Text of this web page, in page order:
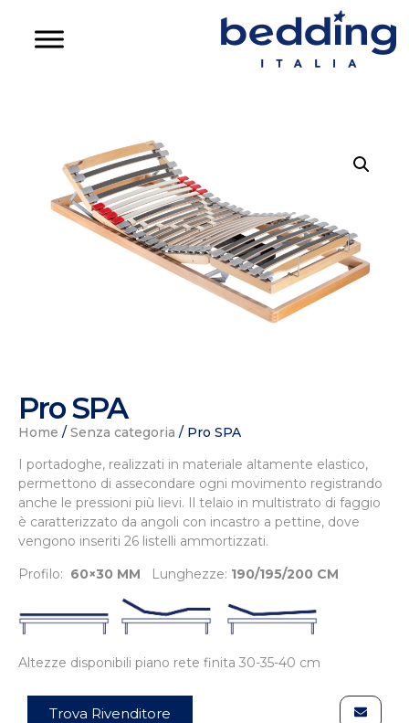
Pro SPA
Home / Senza categoria / Pro SPA
I portadoghe, realizzati in materiale altamente elastico,
permettono di assecondare ogni movimento registrando
anche le pressioni più lievi. Il telaio in multistrato di faggio
è caratterizzato da angoli con incastro a pettine, dove
vengono inseriti 26 listelli ammortizzati.
Profilo: 60×30 MM Lunghezze: 190/195/200 CM
Altezze disponibili piano rete finita 30-35-40 cm
Trova Rivenditore